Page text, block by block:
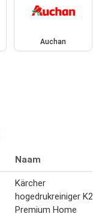
Auchan
Naam
Kärcher
hogedrukreiniger K2
Premium Home